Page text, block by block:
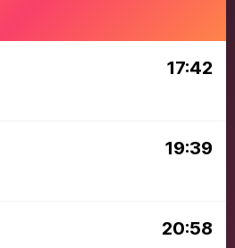
17:42
19:39
20:58